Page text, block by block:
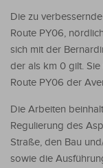
Die zu
Route PY06,
sich mit der
der als km 0 gilt.
Route PY06 der
Die Arbeiten
Regulierung des
Straße, den Bau
sowie die